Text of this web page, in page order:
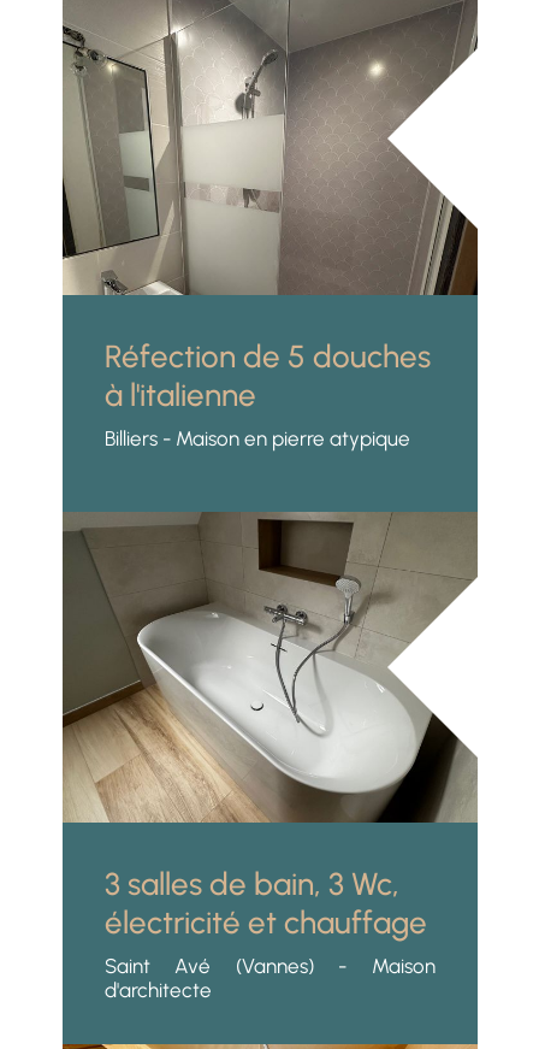
Réfection de 5 douches
à l'italienne
Billiers - Maison en pierre atypique
3 salles de bain, 3 Wc,
électricité et chauffage
Saint Avé (Vannes) - Maison
d'architecte